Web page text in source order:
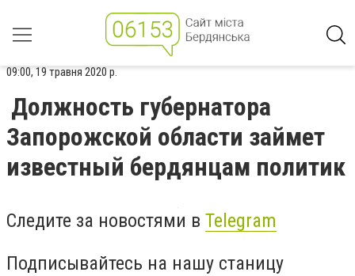
09:00, 19 травня 2020 р.
Должность губернатора
Запорожской области займет
известный бердянцам политик
Следите за новостями в Telegram
Подписывайтесь на нашу станицу